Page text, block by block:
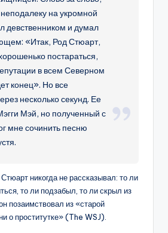
на укромной
девственником и думал
«Итак, Род Стюарт,
постараться,
в всем Северном
конец». Но все
несколько секунд. Ее
Мэй, но полученный с
мне сочинить песню
никогда не рассказывал: то ли
то ли подзабыл, то ли скрыл из
позаимствовал из «старой
о проститутке» (The WSJ).